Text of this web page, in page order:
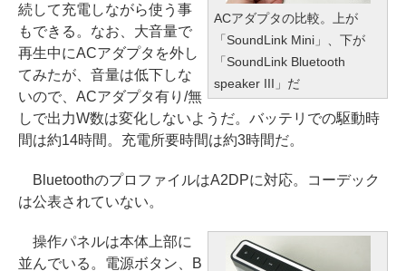
ACアダプタの比較。上が
「SoundLink Mini」、下が
「SoundLink Bluetooth
speaker III」だ
続して充電しながら使う事
もできる。なお、大音量で
再生中にACアダプタを外し
てみたが、音量は低下しな
いので、ACアダプタ有り/無
しで出力W数は変化しないようだ。バッテリでの駆動時
間は約14時間。充電所要時間は約3時間だ。
BluetoothのプロファイルはA2DPに対応。コーデック
は公表されていない。
操作パネルは本体上部に
並んでいる。電源ボタン、B